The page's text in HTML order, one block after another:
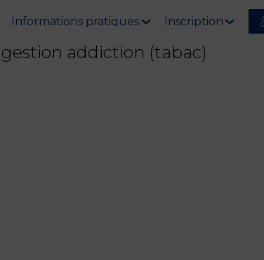
Informations pratiques Inscription
addiction (tabac)